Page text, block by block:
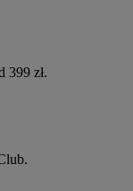
399 zł.